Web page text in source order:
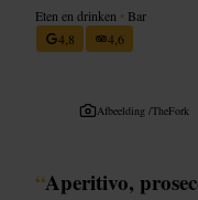
Eten en drinken • Bar
4,8
4,6
Afbeelding /TheFork
“Aperitivo,